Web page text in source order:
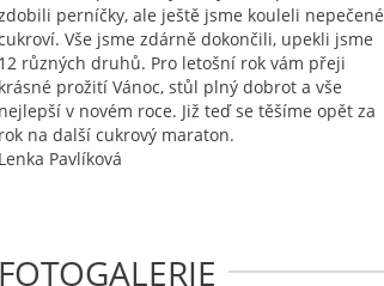
perníčky, ale ještě jsme kouleli nepečené
Vše jsme zdárně dokončili, upekli jsme
12 různých druhů. Pro letošní rok vám přeji
krásné prožití Vánoc, stůl plný dobrot a vše
nejlepší v novém roce. Již teď se těšíme opět za
rok na další cukrový maraton.
Lenka Pavlíková
FOTOGALERIE